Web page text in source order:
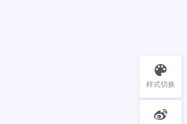
样式切换